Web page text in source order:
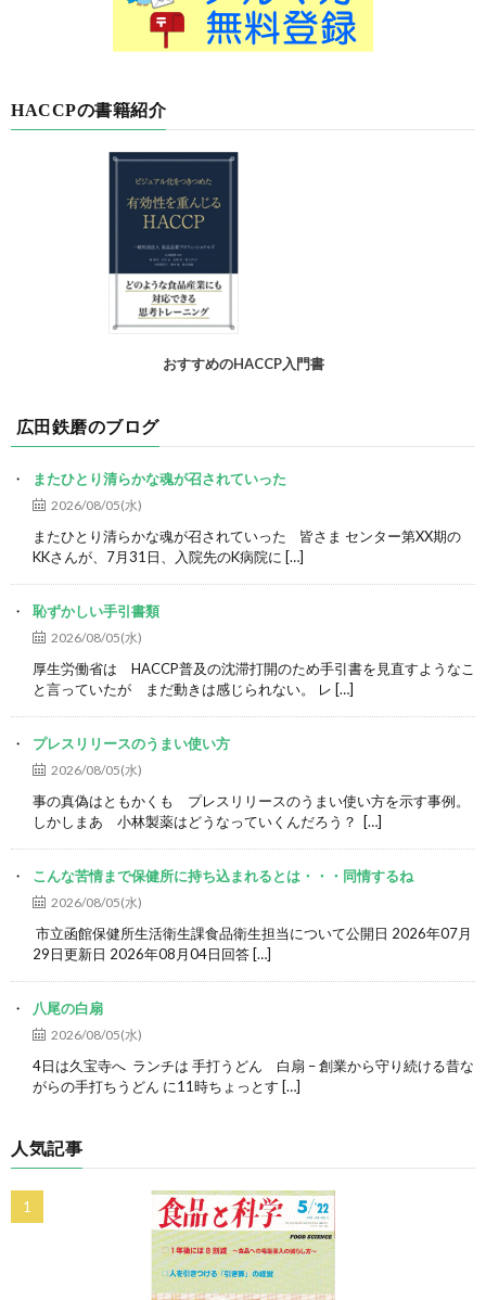
HACCPの書籍紹介
おすすめのHACCP入門書
広田鉄磨のブログ
またひとり清らかな魂が召されていった
2026/08/05(水)
またひとり清らかな魂が召されていった 皆さま センター第XX期の
KKさんが、7月31日、入院先のK病院に […]
恥ずかしい手引書類
2026/08/05(水)
厚生労働省は HACCP普及の沈滞打開のため手引書を見直すようなこ
と言っていたが まだ動きは感じられない。 レ […]
プレスリリースのうまい使い方
2026/08/05(水)
事の真偽はともかくも プレスリリースのうまい使い方を示す事例。
しかしまあ 小林製薬はどうなっていくんだろう？ […]
こんな苦情まで保健所に持ち込まれるとは・・・同情するね
2026/08/05(水)
市立函館保健所生活衛生課食品衛生担当について公開日 2026年07月
29日更新日 2026年08月04日回答 […]
八尾の白扇
2026/08/05(水)
4日は久宝寺へ ランチは 手打うどん 白扇 – 創業から守り続ける昔な
がらの手打ちうどん に11時ちょっとす […]
人気記事